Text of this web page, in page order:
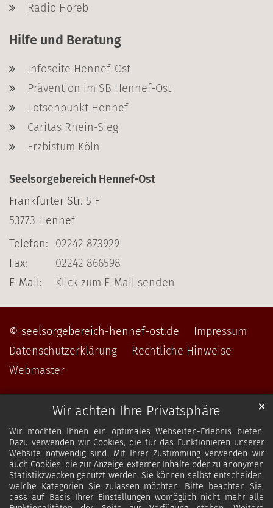
Wir achten Ihre Privatsphäre
Wir möchten Ihnen ein optimales Webseiten-Erlebnis bieten.
Dazu verwenden wir Cookies, die für das Funktionieren unserer
Website notwendig sind. Mit Ihrer Zustimmung verwenden wir
auch Cookies, die zur Anzeige externer Inhalte oder zu anonymen
Statistikzwecken genutzt werden. Sie können selbst entscheiden,
welche Kategorien Sie zulassen möchten. Bitte beachten Sie,
dass auf Basis Ihrer Einstellungen womöglich nicht mehr alle
✕
Radio Horeb
Hilfe und Beratung
Infoseite Hennef-Ost
Prävention im SB Hennef-Ost
Lotsenpunkt Hennef
Caritas Rhein-Sieg
Erzbistum Köln
Seelsorgebereich Hennef-Ost
Frankfurter Str. 5 F
53773 Hennef
Telefon:
02242 873929
Fax:
02242 866598
E-Mail:
Klick zum E-Mail senden
© seelsorgebereich-hennef-ost.de
Impressum
Datenschutzerklärung
Rechtliche Hinweise
Webmaster